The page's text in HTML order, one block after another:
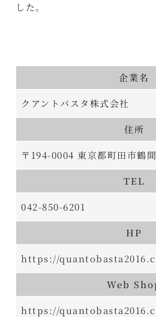
した。
企業名
クアントバスタ株式会社
住所
〒194-0004 東京都町田市鶴
TEL
042-850-6201
HP
https://
Web
https://